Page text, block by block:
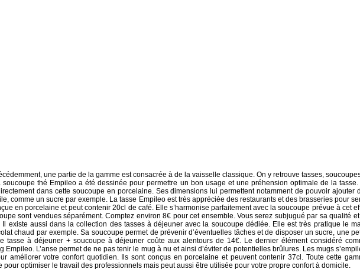
une partie de la gamme est consacrée à de la vaisselle classique. On y retrouve tasses,
soucoupe thé Empileo a été dessinée pour permettre un bon usage et une préhension optimale de la tasse.
dans cette soucoupe en porcelaine. Ses dimensions lui permettent notamment de pouvoir ajouter
comme un sucre par exemple. La tasse Empileo est très appréciée des restaurants et des brasseries pour
en porcelaine et peut contenir 20cl de café. Elle s’harmonise parfaitement avec la soucoupe prévue à cet
sont vendues séparément. Comptez environ 8€ pour cet ensemble. Vous serez subjugué par sa qualité
Il existe aussi dans la collection des tasses à déjeuner avec la soucoupe dédiée. Elle est très pratique le
chaud par exemple. Sa soucoupe permet de prévenir d’éventuelles tâches et de disposer un sucre, une
tasse à déjeuner + soucoupe à déjeuner coûte aux alentours de 14€. Le dernier élément considéré
Empileo. L’anse permet de ne pas tenir le mug à nu et ainsi d’éviter de potentielles brûlures. Les mugs
améliorer votre confort quotidien. Ils sont conçus en porcelaine et peuvent contenir 37cl. Toute cette
pour optimiser le travail des professionnels mais peut aussi être utilisée pour votre propre confort à domicile.